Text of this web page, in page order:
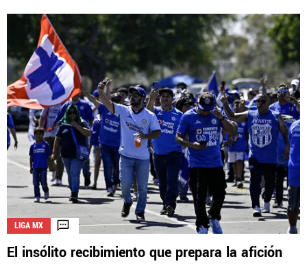
LIGA MX
El insólito recibimiento que prepara la afición